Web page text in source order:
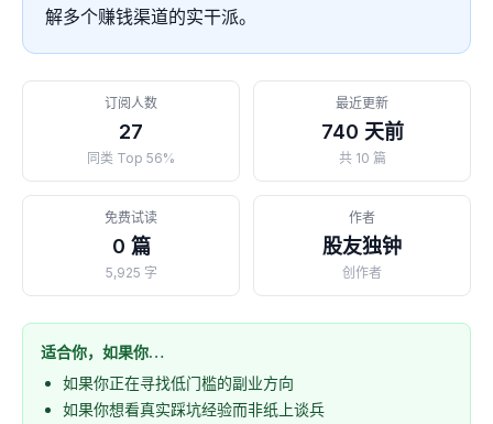
解多个赚钱渠道的实干派。
订阅人数
27
同类 Top 56%
最近更新
740 天前
共 10 篇
免费试读
0 篇
5,925 字
作者
股友独钟
创作者
适合你，如果你…
如果你正在寻找低门槛的副业方向
如果你想看真实踩坑经验而非纸上谈兵